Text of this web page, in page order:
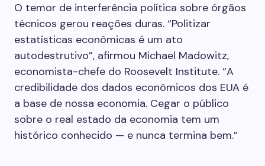
O temor de interferência política sobre órgãos
técnicos gerou reações duras. “Politizar
estatísticas econômicas é um ato
autodestrutivo”, afirmou Michael Madowitz,
economista-chefe do Roosevelt Institute. “A
credibilidade dos dados econômicos dos EUA é
a base de nossa economia. Cegar o público
sobre o real estado da economia tem um
histórico conhecido — e nunca termina bem.”